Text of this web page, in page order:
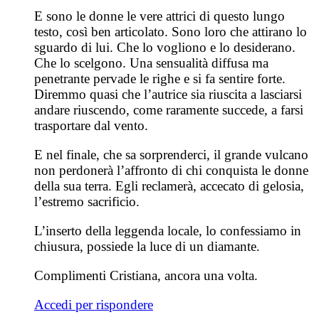
E sono le donne le vere attrici di questo lungo
testo, così ben articolato. Sono loro che attirano lo
sguardo di lui. Che lo vogliono e lo desiderano.
Che lo scelgono. Una sensualità diffusa ma
penetrante pervade le righe e si fa sentire forte.
Diremmo quasi che l’autrice sia riuscita a lasciarsi
andare riuscendo, come raramente succede, a farsi
trasportare dal vento.
E nel finale, che sa sorprenderci, il grande vulcano
non perdonerà l’affronto di chi conquista le donne
della sua terra. Egli reclamerà, accecato di gelosia,
l’estremo sacrificio.
L’inserto della leggenda locale, lo confessiamo in
chiusura, possiede la luce di un diamante.
Complimenti Cristiana, ancora una volta.
Accedi per rispondere